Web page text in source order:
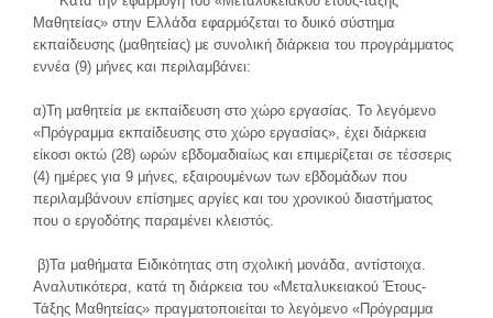
Μαθητείας» στην Ελλάδα εφαρμόζεται το δυικό σύστημα
εκπαίδευσης (μαθητείας) με συνολική διάρκεια του προγράμματος
εννέα (9) μήνες και περιλαμβάνει:
α)Τη μαθητεία με εκπαίδευση στο χώρο εργασίας. Το λεγόμενο
«Πρόγραμμα εκπαίδευσης στο χώρο εργασίας», έχει διάρκεια
είκοσι οκτώ (28) ωρών εβδομαδιαίως και επιμερίζεται σε τέσσερις
(4) ημέρες για 9 μήνες, εξαιρουμένων των εβδομάδων που
περιλαμβάνουν επίσημες αργίες και του χρονικού διαστήματος
που ο εργοδότης παραμένει κλειστός.
β)Τα μαθήματα Ειδικότητας στη σχολική μονάδα, αντίστοιχα.
Αναλυτικότερα, κατά τη διάρκεια του «Μεταλυκειακού Έτους-
Τάξης Μαθητείας» πραγματοποιείται το λεγόμενο «Πρόγραμμα